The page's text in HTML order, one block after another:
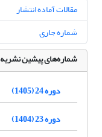
مقالات آماده انتشار
شماره جاری
شماره‌های پیشین نشریه
دوره 24 (1405)
دوره 23 (1404)